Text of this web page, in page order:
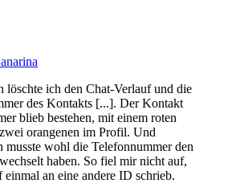
löschte ich den Chat-Verlauf und die
des Kontakts [...]. Der Kontakt
blieb bestehen, mit einem roten
orangenen im Profil. Und
musste wohl die Telefonnummer den
haben. So fiel mir nicht auf,
einmal an eine andere ID schrieb.